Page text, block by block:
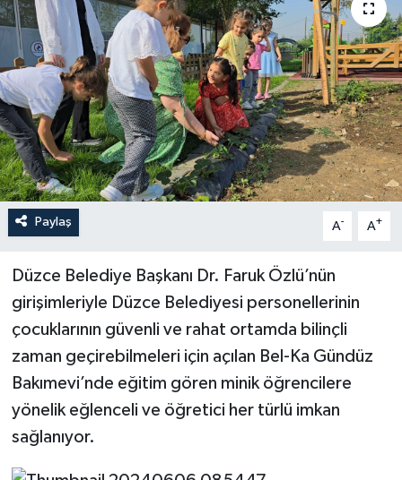
Paylaş A- A+
Düzce Belediye Başkanı Dr. Faruk Özlü’nün
girişimleriyle Düzce Belediyesi personellerinin
çocuklarının güvenli ve rahat ortamda bilinçli
zaman geçirebilmeleri için açılan Bel-Ka Gündüz
Bakımevi’nde eğitim gören minik öğrencilere
yönelik eğlenceli ve öğretici her türlü imkan
sağlanıyor.